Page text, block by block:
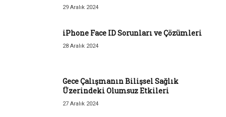
29 Aralık 2024
iPhone Face ID Sorunları ve Çözümleri
28 Aralık 2024
Gece Çalışmanın Bilişsel Sağlık
Üzerindeki Olumsuz Etkileri
27 Aralık 2024